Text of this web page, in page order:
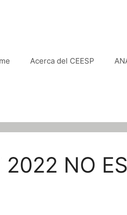
Acerca del CEESP
2022 NO ES